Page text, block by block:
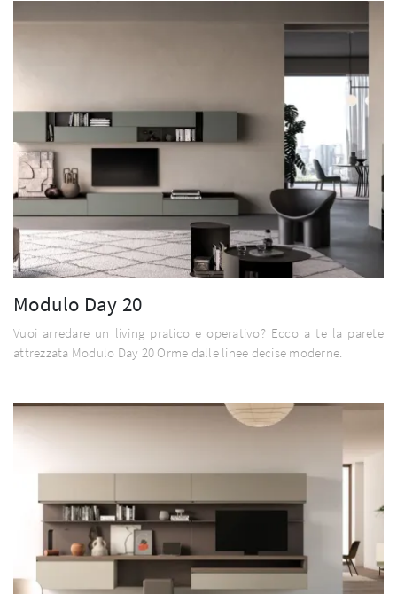
Modulo Day 20
Vuoi arredare un living pratico e operativo? Ecco a te la parete
attrezzata Modulo Day 20 Orme dalle linee decise moderne.